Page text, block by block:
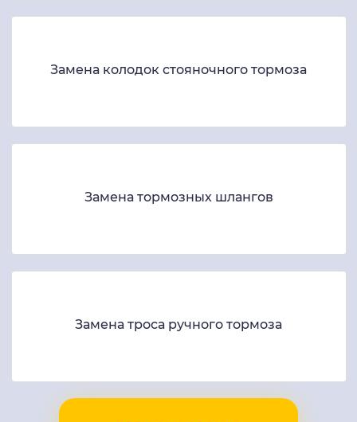
Замена колодок стояночного тормоза
Замена тормозных шлангов
Замена троса ручного тормоза